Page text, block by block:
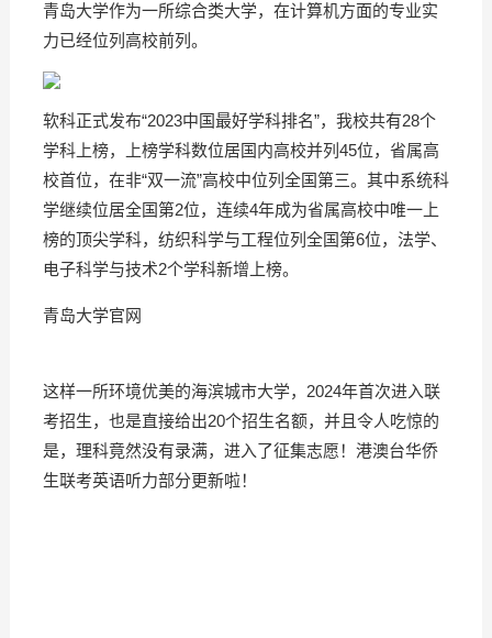
青岛大学作为一所综合类大学，在计算机方面的专业实
力已经位列高校前列。
软科正式发布“2023中国最好学科排名”，我校共有28个
学科上榜，上榜学科数位居国内高校并列45位，省属高
校首位，在非“双一流”高校中位列全国第三。其中系统科
学继续位居全国第2位，连续4年成为省属高校中唯一上
榜的顶尖学科，纺织科学与工程位列全国第6位，法学、
电子科学与技术2个学科新增上榜。
青岛大学官网
这样一所环境优美的海滨城市大学，2024年首次进入联
考招生，也是直接给出20个招生名额，并且令人吃惊的
是，理科竟然没有录满，进入了征集志愿！港澳台华侨
生联考英语听力部分更新啦！